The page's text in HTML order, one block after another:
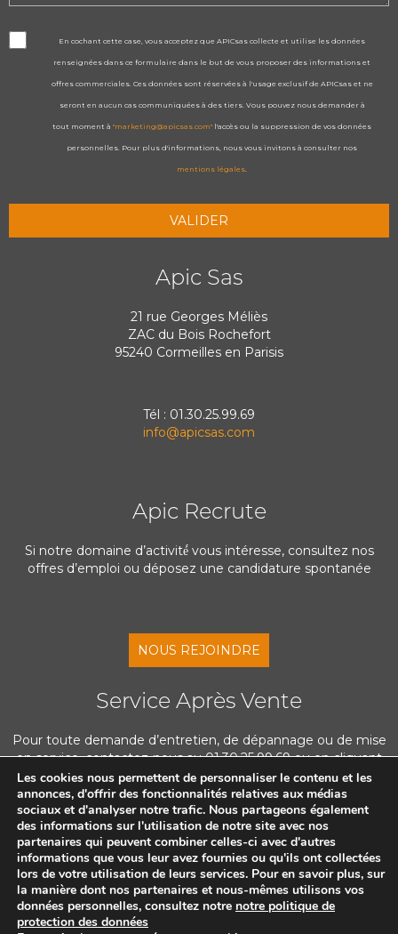
En cochant cette case, vous acceptez que APICsas collecte et utilise les données
renseignées dans ce formulaire dans le but de vous proposer des informations et
offres commerciales. Ces données sont réservées à l'usage exclusif de APICsas et ne
seront en aucun cas communiquées à des tiers. Vous pouvez nous demander à
tout moment à"marketing@apicsas.com" l'accès ou la suppression de vos données
personnelles. Pour plus d'informations, nous vous invitons à consulter nos
mentions légales.
Apic Sas
21 rue Georges Méliès
ZAC du Bois Rochefort
95240 Cormeilles en Parisis
Tél : 01.30.25.99.69
info@apicsas.com
Apic Recrute
Si notre domaine d’activité́ vous intéresse, consultez nos
offres d’emploi ou déposez une candidature spontanée
NOUS REJOINDRE
Service Après Vente
Pour toute demande d’entretien, de dépannage ou de mise
en service, contactez-nous au 01.30.25.99.69 ou en cliquant
ci-dessous
NOUS CONTACTER
©APIC SAS 2025 -Mentions légales
Les cookies nous permettent de personnaliser le contenu et les
annonces, d'offrir des fonctionnalités relatives aux médias
sociaux et d'analyser notre trafic. Nous partageons également
des informations sur l'utilisation de notre site avec nos
partenaires qui peuvent combiner celles-ci avec d'autres
informations que vous leur avez fournies ou qu'ils ont collectées
lors de votre utilisation de leurs services. Pour en savoir plus, sur
la manière dont nos partenaires et nous-mêmes utilisons vos
données personnelles, consultez notre notre politique de
protection des données